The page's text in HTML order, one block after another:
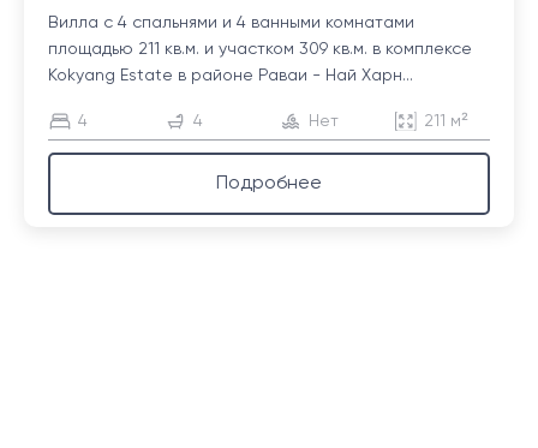
Вилла с 4 спальнями и 4 ванными комнатами
площадью 211 кв.м. и участком 309 кв.м. в комплексе
Kokyang Estate в районе Раваи - Най Харн...
4 4 Нет 211 м²
Подробнее